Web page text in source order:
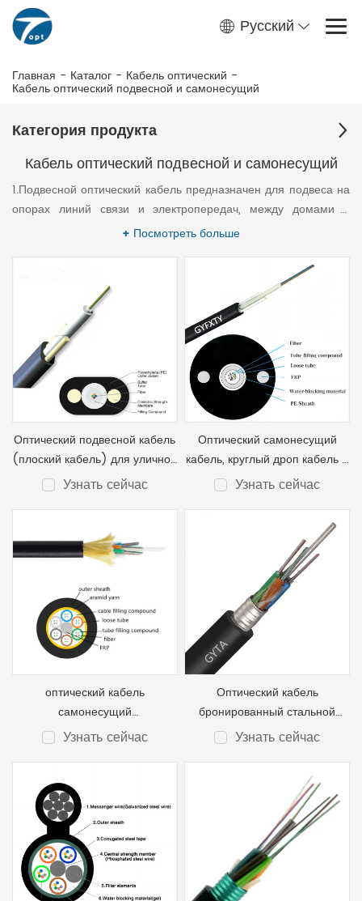
Русский
Главная - Каталог - Кабель оптический -
Кабель оптический подвесной и самонесущий
Категория продукта
Кабель оптический подвесной и самонесущий
1.Подвесной оптический кабель предназначен для подвеса на
опорах линий связи и электропередач, между домами и
другими объектами. Имеет вынесенный силовой элемент из
для подвеса на опорах линий связи и электропередач, между
домами и другими объектами. Имеет центральный силовой
элемент, а также дополнительный силовой элемент в виде
арамидных нитей или стеклопрутков.
+ Посмотреть больше
Оптический подвесной кабель
(плоский кабель) для уличной
прокладки, 8 волокна, 4кН
Узнать сейчас
Оптический самонесущий
кабель, круглый дроп кабель 8
волокна, 4кН, диэлектрический
Узнать сейчас
оптический кабель
самонесущий
диэлектрический ADSS
Узнать сейчас
Оптический кабель
бронированный стальной
гофрированной лентой
Узнать сейчас